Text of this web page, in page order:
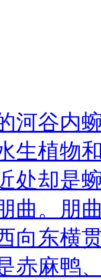
河谷内
生植物
处却是
曲。朋
向东横
赤麻鸭